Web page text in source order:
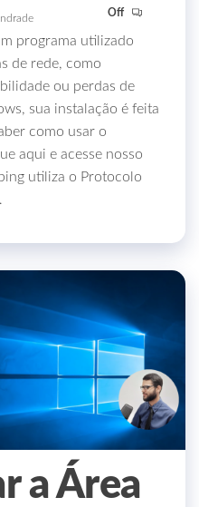
Off
programa utilizado
de rede, como
ou perdas de
sua instalação é feita
como usar o
aqui e acesse nosso
utiliza o Protocolo
a Área